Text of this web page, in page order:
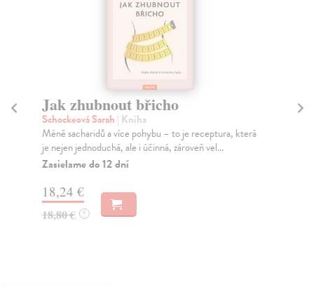
Jak zhubnout břicho
Schockeová Sarah | Kniha
Méně sacharidů a více pohybu – to je receptura, která
je nejen jednoduchá, ale i účinná, zároveň vel...
Zasielame do 12 dní
18,24 €
18,80 € ?